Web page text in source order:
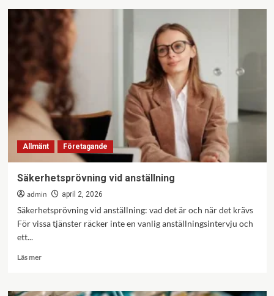
ID06-
certifiering
arbeten
uppföljning
på
bygget
Allmänt Företagande
Säkerhetsprövning vid anställning
admin april 2, 2026
Säkerhetsprövning vid anställning: vad det är och när det krävs
För vissa tjänster räcker inte en vanlig anställningsintervju och
ett...
Läs merLäs
Säkerhetsprövning